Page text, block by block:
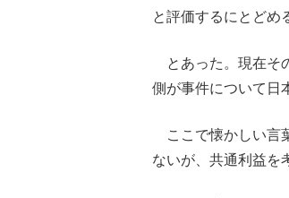
と評価するにとどめ
とあった。現在そ
側が事件について日
ここで懐かしい言
ないが、共通利益を